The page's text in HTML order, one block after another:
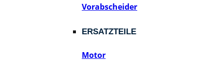
Vorabscheider
ERSATZTEILE
Motor